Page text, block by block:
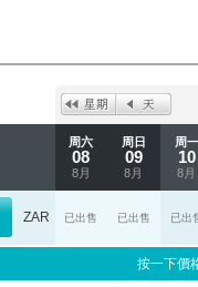
周六
08
8月
周日
09
8月
周一
10
8月
ZAR 已出售 已出售 已出
按一下價